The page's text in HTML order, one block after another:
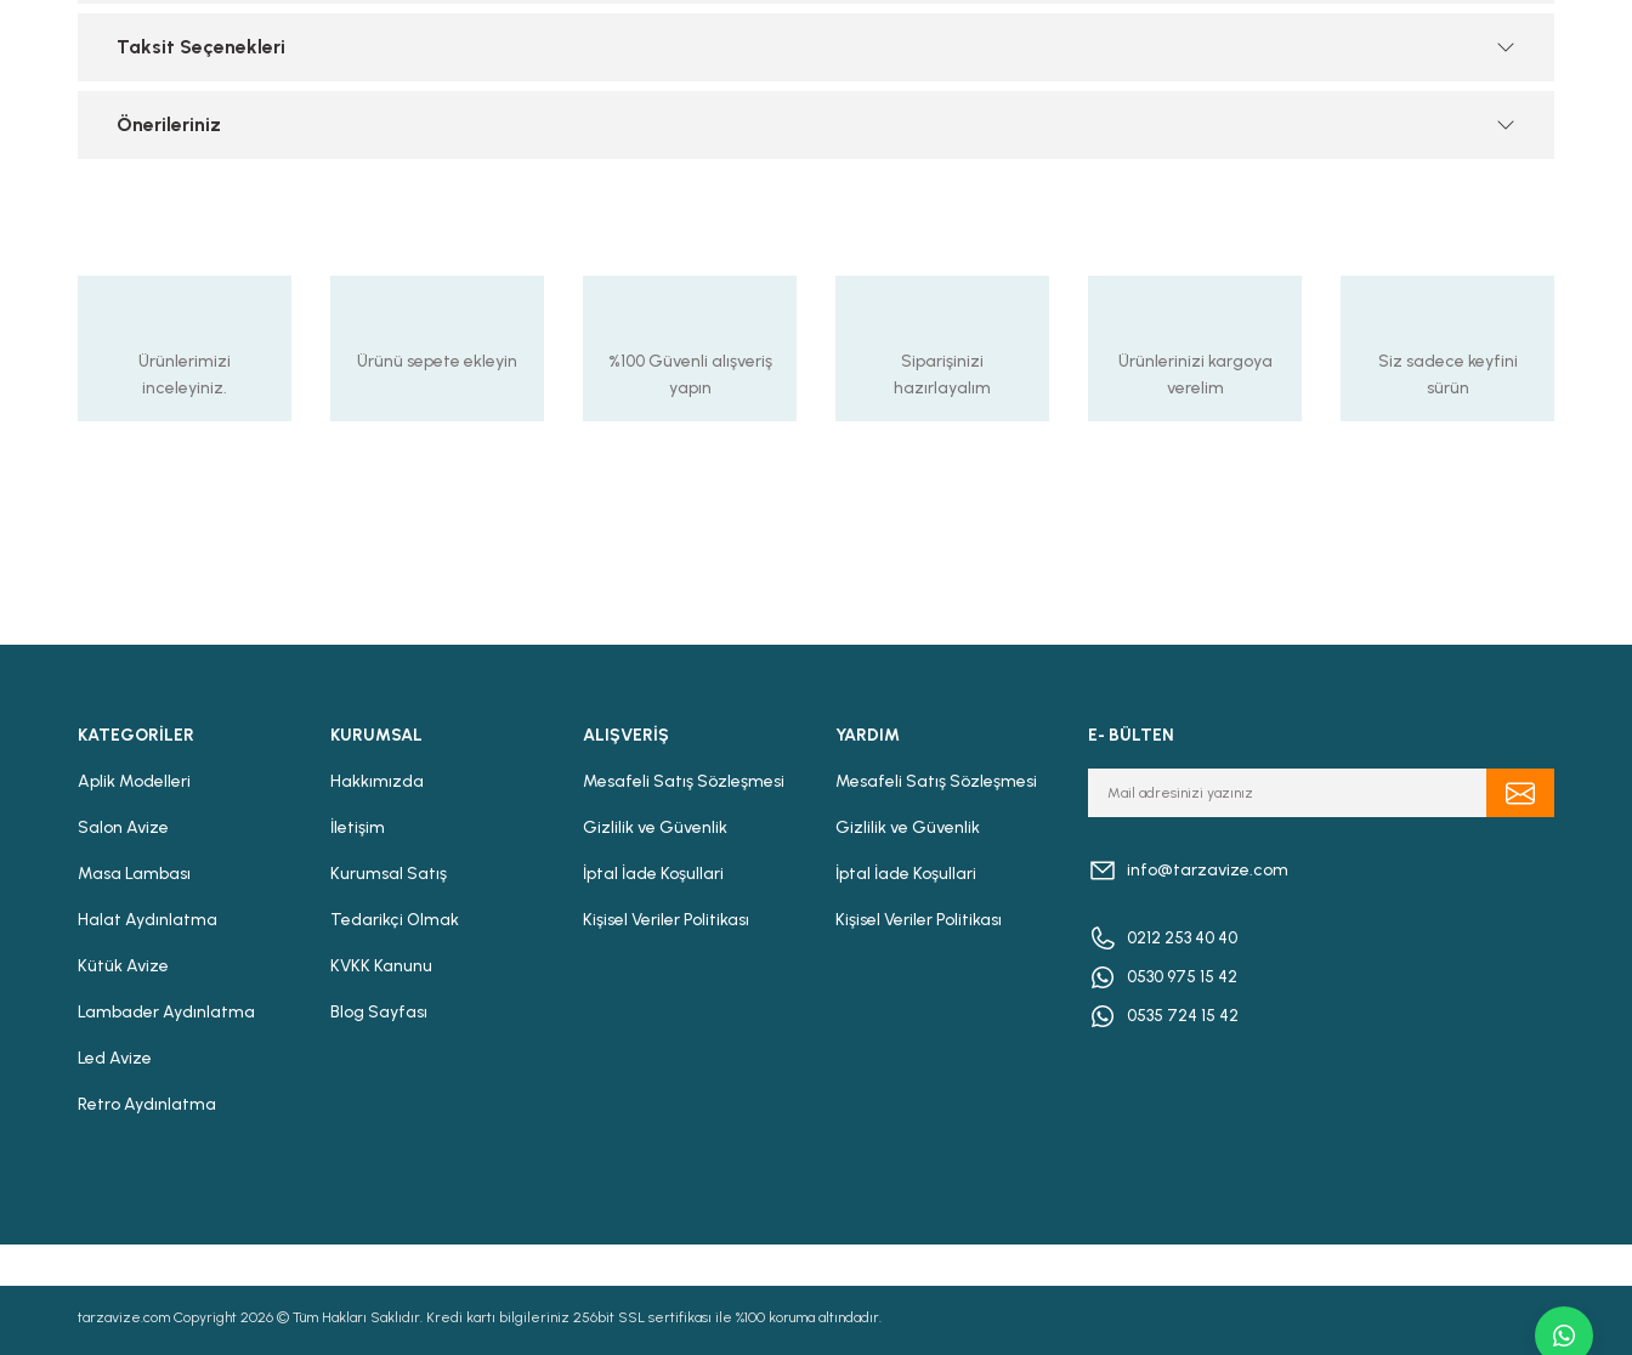
Taksit Seçenekleri
Önerileriniz
Ürünlerimizi
inceleyiniz.
Ürünü sepete ekleyin
%100 Güvenli alışveriş
yapın
Siparişinizi
hazırlayalım
Ürünlerinizi kargoya
verelim
Siz sadece keyfini
sürün
KATEGORİLER
Aplik Modelleri
Salon Avize
Masa Lambası
Halat Aydınlatma
Kütük Avize
Lambader Aydınlatma
Led Avize
Retro Aydınlatma
KURUMSAL
Hakkımızda
İletişim
Kurumsal Satış
Tedarikçi Olmak
KVKK Kanunu
Blog Sayfası
ALIŞVERİŞ
Mesafeli Satış Sözleşmesi
Gizlilik ve Güvenlik
İptal İade Koşullari
Kişisel Veriler Politikası
YARDIM
Mesafeli Satış Sözleşmesi
Gizlilik ve Güvenlik
İptal İade Koşullari
Kişisel Veriler Politikası
E- BÜLTEN
info@tarzavize.com
0212 253 40 40
0530 975 15 42
0535 724 15 42
tarzavize.com Copyright 2026 © Tüm Hakları Saklıdır. Kredi kartı bilgileriniz 256bit SSL sertifikası ile %100 koruma altındadır.